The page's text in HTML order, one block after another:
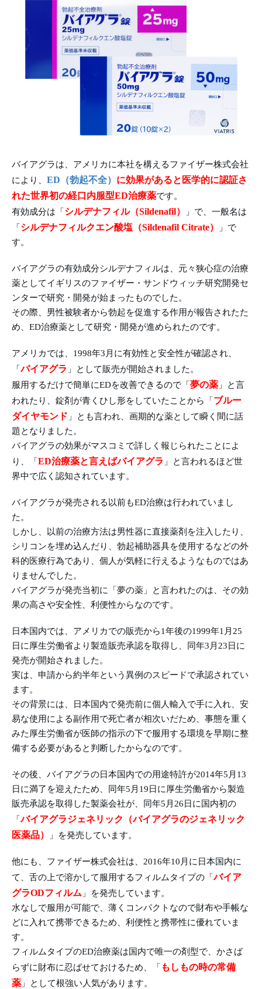
バイアグラは、アメリカに本社を構えるファイザー株式会社
により、 ED（勃起不全） に効果があると医学的に認証さ
れた世界初の経口内服型ED治療薬です。
有効成分は「 シルデナフィル（Sildenafil）
」で、一般名は
「 シルデナフィルクエン酸塩（Sildenafil Citrate）
」で
す。
バイアグラの有効成分シルデナフィルは、元々狭心症の治療
薬としてイギリスのファイザー・サンドウィッチ研究開発セ
ンターで研究・開発が始まったものでした。
その際、男性被験者から勃起を促進する作用が報告されたた
め、ED治療薬として研究・開発が進められたのです。
アメリカでは、1998年3月に有効性と安全性が確認され、
「バイアグラ 」として販売が開始されました。
服用するだけで簡単にEDを改善できるので「 夢の薬 」と言
われたり、錠剤が青くひし形をしていたことから「 ブルー
ダイヤモンド 」とも言われ、画期的な薬として瞬く間に話
題となりました。
バイアグラの効果がマスコミで詳しく報じられたことによ
り、「 ED治療薬と言えばバイアグラ 」と言われるほど世
界中で広く認知されています。
バイアグラが発売される以前もED治療は行われていまし
た。
しかし、以前の治療方法は男性器に直接薬剤を注入したり、
シリコンを埋め込んだり、勃起補助器具を使用するなどの外
科的医療行為であり、個人が気軽に行えるようなものではあ
りませんでした。
バイアグラが発売当初に「夢の薬」と言われたのは、その効
果の高さや安全性、利便性からなのです。
日本国内では、アメリカでの販売から1年後の1999年1月25
日に厚生労働省より製造販売承認を取得し、同年3月23日に
発売が開始されました。
実は、申請から約半年という異例のスピードで承認されてい
ます。
その背景には、日本国内で発売前に個人輸入で手に入れ、安
易な使用による副作用で死亡者が相次いだため、事態を重く
みた厚生労働省が医師の指示の下で服用する環境を早期に整
備する必要があると判断したからなのです。
その後、バイアグラの日本国内での用途特許が2014年5月13
日に満了を迎えたため、同年5月19日に厚生労働省から製造
販売承認を取得した製薬会社が、同年5月26日に国内初の
「バイアグラジェネリック（バイアグラのジェネリック
医薬品）
」を発売しています。
他にも、ファイザー株式会社は、2016年10月に日本国内に
て、舌の上で溶かして服用するフィルムタイプの「バイア
グラODフィルム 」を発売しています。
水なしで服用が可能で、薄くコンパクトなので財布や手帳な
どに入れて携帯できるため、利便性と携帯性に優れていま
す。
フィルムタイプのED治療薬は国内で唯一の剤型で、かさば
らずに財布に忍ばせておけるため、「 もしもの時の常備
薬 」として根強い人気があります。